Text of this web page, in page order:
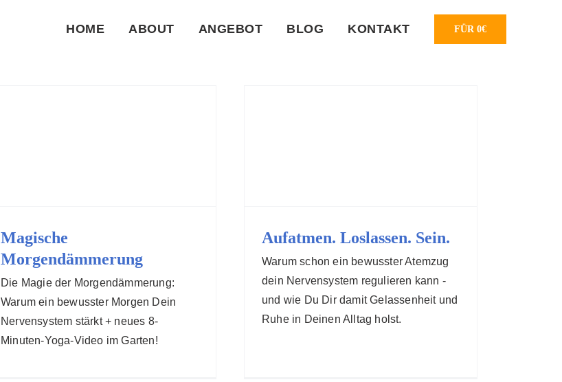
HOME ABOUT ANGEBOT BLOG KONTAKT FÜR 0€
Magische
Morgendämmerung
Die Magie der Morgendämmerung:
Warum ein bewusster Morgen Dein
Nervensystem stärkt + neues 8-
Minuten-Yoga-Video im Garten!
Aufatmen. Loslassen. Sein.
Warum schon ein bewusster Atemzug
dein Nervensystem regulieren kann -
und wie Du Dir damit Gelassenheit und
Ruhe in Deinen Alltag holst.